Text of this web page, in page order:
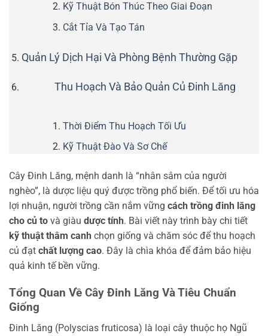
Kỹ Thuật Bón Thúc Theo Giai Đoạn
Cắt Tỉa Và Tạo Tán
Quản Lý Dịch Hại Và Phòng Bệnh Thường Gặp
Thu Hoạch Và Bảo Quản Củ Đinh Lăng
Thời Điểm Thu Hoạch Tối Ưu
Kỹ Thuật Đào Và Sơ Chế
Cây Đinh Lăng, mệnh danh là “nhân sâm của người
nghèo”, là dược liệu quý được trồng phổ biến. Để tối ưu hóa
lợi nhuận, người trồng cần nắm vững cách trồng đinh lăng
cho củ to và giàu dược tính. Bài viết này trình bày chi tiết
kỹ thuật thâm canh chọn giống và chăm sóc để thu hoạch
củ đạt chất lượng cao. Đây là chìa khóa để đảm bảo hiệu
quả kinh tế bền vững.
Tổng Quan Về Cây Đinh Lăng Và Tiêu Chuẩn
Giống
Đinh Lăng (Polyscias fruticosa) là loại cây thuộc họ Ngũ